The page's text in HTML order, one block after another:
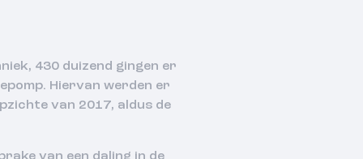
430 duizend gingen er
Hiervan werden er
van 2017, aldus de